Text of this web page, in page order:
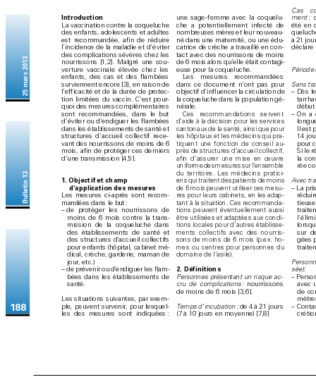
25 mars 2013
Bulletin 13
188
Introduction
a vaccination contre la coqueluche
des enfants, adolescents et adultes
est recommandée, afin de réduire
l’inc idence de la malad ie et d’éviter
des comp lications sévères chez les
nourrisso ns [1,2]. Malgré une cou-
verture vacc inale élevée chez les
enfants, des cas et des flam bées
surviennent encore [3]
, en raison de
l’efficac ité et de la durée de protec-
tion limitées du vaccin. C’est pour-
quoi des mesures complémentaires
sont recommandées
, dans le but
d’éviter ou d’endiguer les fl ambées
dans les établissements de santé et
structures d’accueil collectif rece-
vant des nourrissons de moins de 6
mois, afin de protéger ces derniers
d’une transmission [4,5].
1. Objectif et c hamp
d’application des mesures
Les mesures ci-après sont recom-
mandées dans le but :
– de protéger les nourrissons de
moins de 6 mois contre la trans-
mission de la coqueluche dans
des établissements de santé et
des structures d’accueil collectifs
pour enfants (hôpital, ca binet mé-
dical, c rèche, garderie, maman de
jo ur, etc )
– de prévenir ou d’endiguer l es flam-
bées dans les établissements de
sa nté.
Les situations suivantes, par exe m-
ple, peuvent survenir, pour lesquel-
les des mesures sont indiquées :
une sage-femme avec la coquelu-
che a potentiellement infecté de
nombreuses mères et leur nouveau-
né dans une maternité, ou une édu-
catrice de crèche a travaillé en con-
tact avec des nourrissons de moins
de 6 mois alors qu’elle était contagi-
euse pour la coqueluche.
Les mesures recommandées
dans ce document n’ont pas pour
objectif d’ influencer la circulation de
la coq ueluche dans la population gé-
nérale.
Ces recommandations servent
d’aide à la décision pour les services
cantonaux de la santé, ainsi que pour
les hôpitaux et les médec ins qui pra-
tiquent une fonction de conseil au-
près de structures d’acc ueil collectif,
afin d’assurer une mise en œ uvre
uniforme des mesures sur l’ensemble
du territoire. Les médecins pratici-
ens qui traitent des patients de moins
de 6 mois peuvent utiliser ces mesu-
res pour leurs cabinets, en les adap-
tant à la situation. Ces recommanda-
tions peuvent éventue llement aussi
être utilisées et adaptées aux con di-
tions locales pour d’autres établisse-
ments collectifs avec des nourris-
sons de moins de 6 m ois (p.ex. ho-
mes ou centres pour personnes du
domaine de l ’asile).
2. Déf initions
Personnes présentant un risque ac-
cru de complications : nourrissons
de moins de 6 mo is [3,6
Temps d’ incubation : de 4 à 21 jours
(7 à 10 jours en moyenne) [7,8]
Cas
ment :
été en
à 21
déclare
Période
Sans tr
– Dès
tarrh
début
– On a
Il est
1 4
pour
Si le
la
rée
Avec
–
La
l’
sur
gées
Pers
sée):
–
avec
de
–
crét